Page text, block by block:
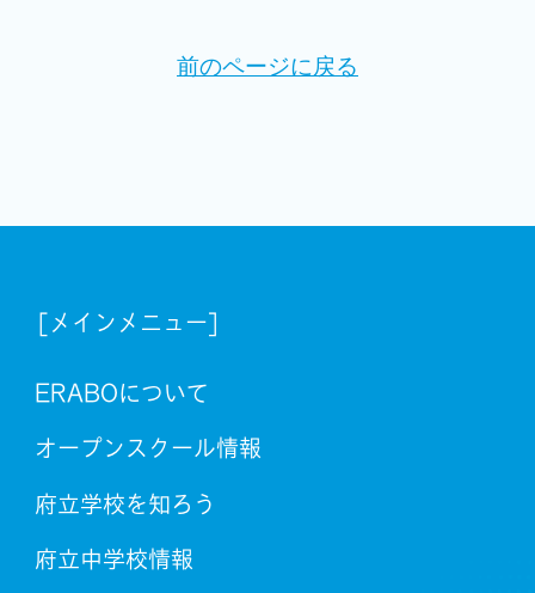
前のページに戻る
[メインメニュー]
ERABOについて
オープンスクール情報
府立学校を知ろう
府立中学校情報